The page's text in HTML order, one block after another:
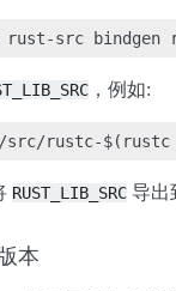
，例如:
RUST_LIB_SRC 导出
本